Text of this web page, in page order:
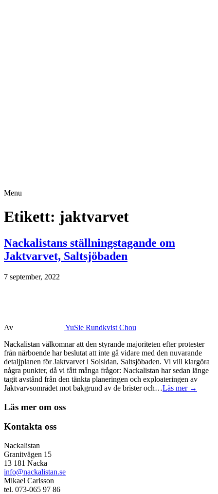
Menu
Etikett: jaktvarvet
Nackalistans ställningstagande om
Jaktvarvet, Saltsjöbaden
7 september, 2022
Av
YuSie Rundkvist Chou
Nackalistan välkomnar att den styrande majoriteten efter protester
från närboende har beslutat att inte gå vidare med den nuvarande
detaljplanen för Jaktvarvet i Solsidan, Saltsjöbaden. Vi vill klargöra
några punkter, då vi fått många frågor: Nackalistan har sedan länge
tagit avstånd från den tänkta planeringen och exploateringen av
Jaktvarvsområdet mot bakgrund av de brister och…Läs mer →
Läs mer om oss
Kontakta oss
Nackalistan
Granitvägen 15
13 181 Nacka
info@nackalistan.se
Mikael Carlsson
tel. 073-065 97 86